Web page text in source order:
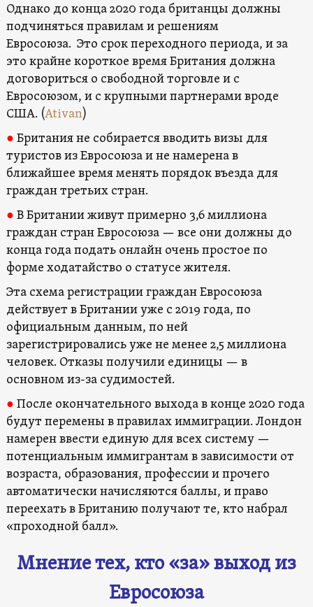
Однако до конца 2020 года британцы должны
подчиняться правилам и решениям
Евросоюза. Это срок переходного периода, и за
это крайне короткое время Британия должна
договориться о свободной торговле и с
Евросоюзом, и с крупными партнерами вроде
США. (Ativan)
● Британия не собирается вводить визы для
туристов из Евросоюза и не намерена в
ближайшее время менять порядок въезда для
граждан третьих стран.
● В Британии живут примерно 3,6 миллиона
граждан стран Евросоюза — все они должны до
конца года подать онлайн очень простое по
форме ходатайство о статусе жителя.
Эта схема регистрации граждан Евросоюза
действует в Британии уже с 2019 года, по
официальным данным, по ней
зарегистрировались уже не менее 2,5 миллиона
человек. Отказы получили единицы — в
основном из-за судимостей.
● После окончательного выхода в конце 2020 года
будут перемены в правилах иммиграции. Лондон
намерен ввести единую для всех систему —
потенциальным иммигрантам в зависимости от
возраста, образования, профессии и прочего
автоматически начисляются баллы, и право
переехать в Британию получают те, кто набрал
«проходной балл».
Мнение тех, кто «за» выход из
Евросоюза